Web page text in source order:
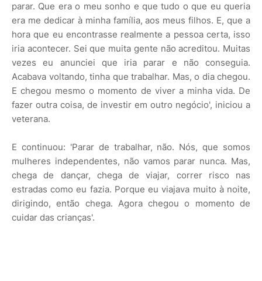
parar. Que era o meu sonho e que tudo o que eu queria
era me dedicar à minha família, aos meus filhos. E, que a
hora que eu encontrasse realmente a pessoa certa, isso
iria acontecer. Sei que muita gente não acreditou. Muitas
vezes eu anunciei que iria parar e não conseguia.
Acabava voltando, tinha que trabalhar. Mas, o dia chegou.
E chegou mesmo o momento de viver a minha vida. De
fazer outra coisa, de investir em outro negócio', iniciou a
veterana.
E continuou: 'Parar de trabalhar, não. Nós, que somos
mulheres independentes, não vamos parar nunca. Mas,
chega de dançar, chega de viajar, correr risco nas
estradas como eu fazia. Porque eu viajava muito à noite,
dirigindo, então chega. Agora chegou o momento de
cuidar das crianças'.